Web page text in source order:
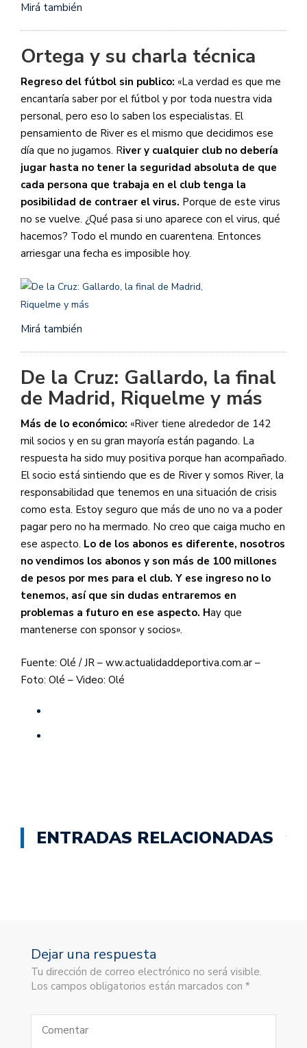
Mirá también
Ortega y su charla técnica
Regreso del fútbol sin publico: «La verdad es que me
encantaría saber por el fútbol y por toda nuestra vida
personal, pero eso lo saben los especialistas. El
pensamiento de River es el mismo que decidimos ese
día que no jugamos. River y cualquier club no debería
jugar hasta no tener la seguridad absoluta de que
cada persona que trabaja en el club tenga la
posibilidad de contraer el virus. Porque de este virus
no se vuelve. ¿Qué pasa si uno aparece con el virus, qué
hacemos? Todo el mundo en cuarentena. Entonces
arriesgar una fecha es imposible hoy.
Mirá también
De la Cruz: Gallardo, la final
de Madrid, Riquelme y más
Más de lo económico: «River tiene alrededor de 142
mil socios y en su gran mayoría están pagando. La
respuesta ha sido muy positiva porque han acompañado.
El socio está sintiendo que es de River y somos River, la
responsabilidad que tenemos en una situación de crisis
como esta. Estoy seguro que más de uno no va a poder
pagar pero no ha mermado. No creo que caiga mucho en
ese aspecto. Lo de los abonos es diferente, nosotros
no vendimos los abonos y son más de 100 millones
de pesos por mes para el club. Y ese ingreso no lo
tenemos, así que sin dudas entraremos en
problemas a futuro en ese aspecto. Hay que
mantenerse con sponsor y socios».
Fuente: Olé / JR – ww.actualidaddeportiva.com.ar –
Foto: Olé – Video: Olé
ENTRADAS RELACIONADAS
Dejar una respuesta
Tu dirección de correo electrónico no será visible.
Los campos obligatorios están marcados con *